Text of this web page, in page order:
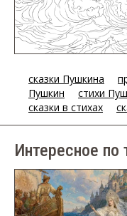
сказки Пушкина
Пушкин
стихи
сказки в стихах
Интересное по